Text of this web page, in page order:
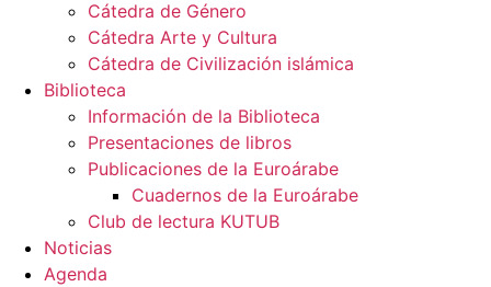
Cátedra de Género
Cátedra Arte y Cultura
Cátedra de Civilización islámica
Biblioteca
Información de la Biblioteca
Presentaciones de libros
Publicaciones de la Euroárabe
Cuadernos de la Euroárabe
Club de lectura KUTUB
Noticias
Agenda